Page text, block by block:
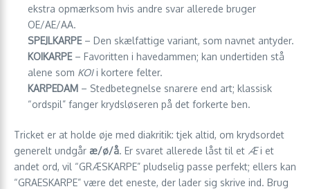
ekstra opmærksom hvis andre svar allerede bruger
OE/AE/AA.
SPEJLKARPE– Den skælfattige variant, som navnet antyder.
KOIKARPE– Favoritten i havedammen; kan undertiden stå
alene som KOIi kortere felter.
KARPEDAM – Stedbetegnelse snarere end art; klassisk
“ordspil” fanger krydsløseren på det forkerte ben.
Tricket er at holde øje med diakritik: tjek altid, om krydsordet
generelt undgår æ/ø/å. Er svaret allerede låst til et Æi et
andet ord, vil “GRÆSKARPE” pludselig passe perfekt; ellers kan
“GRAESKARPE” være det eneste, der lader sig skrive ind. Brug